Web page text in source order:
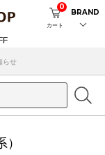
カート
0
BRAND
らせ